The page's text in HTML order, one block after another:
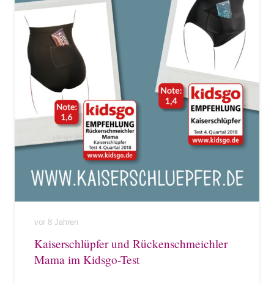
vor 8 Jahren
Kaiserschlüpfer und Rückenschmeichler
Mama im Kidsgo-Test